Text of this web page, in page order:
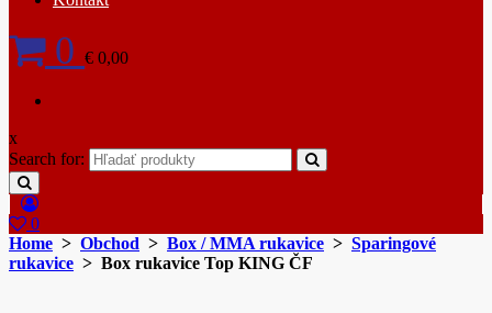
0 € 0,00
x
Search for:
0
Home > Obchod > Box / MMA rukavice > Sparingové
rukavice > Box rukavice Top KING ČF